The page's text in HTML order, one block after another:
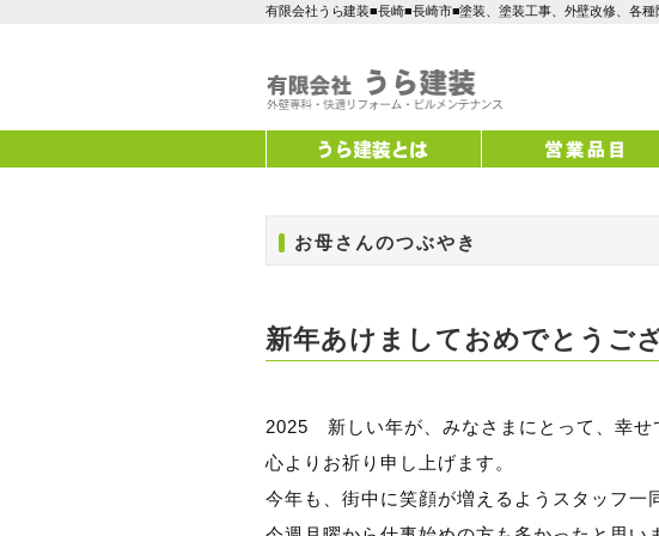
有限会社うら建装■長崎■長崎市■塗装、塗装工事、外壁改修、各
お母さんのつぶやき
新年あけましておめでとうご
2025 新しい年が、みなさまにとって、幸せ
心よりお祈り申し上げます。
今年も、街中に笑顔が増えるようスタッフ一